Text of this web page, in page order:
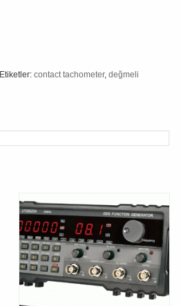
Etiketler: contact tachometer, değmeli